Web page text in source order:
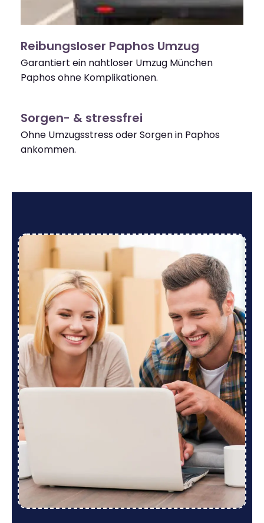
Reibungsloser Paphos Umzug
Garantiert ein nahtloser Umzug München
Paphos ohne Komplikationen.
Sorgen- & stressfrei
Ohne Umzugsstress oder Sorgen in Paphos
ankommen.